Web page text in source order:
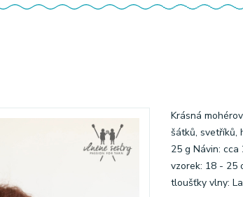
Krásná
šátků, svetříků,
25 g Návin:
vzorek: 18 - 25
tloušťky vlny: